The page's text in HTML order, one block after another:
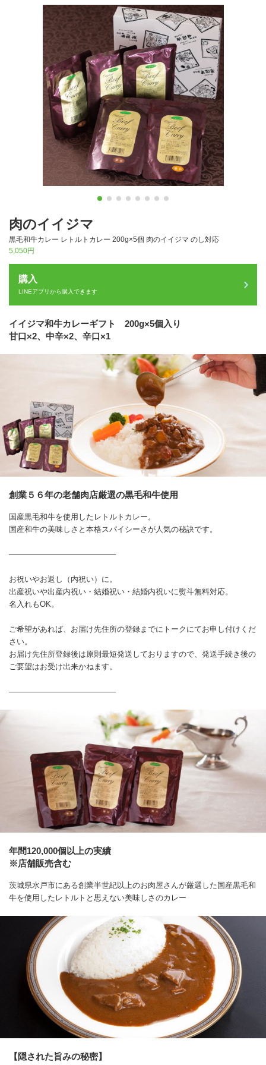
肉のイイジマ
黒毛和牛カレー レトルトカレー 200g×5個 肉のイイジマ のし対応
5,050円
購入
LINEアプリから購入できます
イイジマ和牛カレーギフト 200g×5個入り
甘口×2、中辛×2、辛口×1
創業５６年の老舗肉店厳選の黒毛和牛使用
国産黒毛和牛を使用したレトルトカレー。
国産和牛の美味しさと本格スパイシーさが人気の秘訣です。
────────────────────
お祝いやお返し（内祝い）に。
出産祝いや出産内祝い・結婚祝い・結婚内祝いに熨斗無料対応。
名入れもOK。
ご希望があれば、お届け先住所の登録までにトークにてお申し付けくだ
さい。
お届け先住所登録後は原則最短発送しておりますので、発送手続き後の
ご要望はお受け出来かねます。
────────────────────
年間120,000個以上の実績
※店舗販売含む
茨城県水戸市にある創業半世紀以上のお肉屋さんが厳選した国産黒毛和
牛を使用したレトルトと思えない美味しさのカレー
【隠された旨みの秘密】